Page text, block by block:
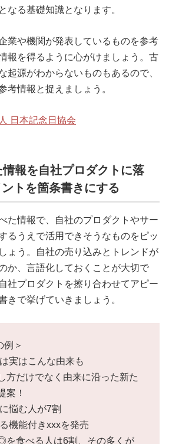
なる基礎知識となります。
業や機関が発表しているものを参考
報を得るように心がけましょう。古
起源がわからないものもあるので、
考情報と捉えましょう。
日本記念日協会
報を自社プロダクトに落
トを箇条書きにする
た情報で、自社のプロダクトやサー
るうえで活用できそうなものをピッ
ょう。自社の売り込みとトレンドが
か、言語化しておくことが大切で
社プロダクトを擦り合わせてアピー
きで挙げていきましょう。
例＞
実はこんな由来も
方だけでなく由来に沿った新た
案！
悩む人が7割
機能付きxxxを発売
食べる人は6割、その多くが